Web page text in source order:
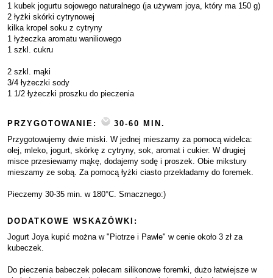
1 kubek jogurtu sojowego naturalnego (ja używam joya, który ma 150 g)
2 łyżki skórki cytrynowej
kilka kropel soku z cytryny
1 łyżeczka aromatu waniliowego
1 szkl. cukru
2 szkl. mąki
3/4 łyżeczki sody
1 1/2 łyżeczki proszku do pieczenia
PRZYGOTOWANIE:
30-60 MIN.
Przygotowujemy dwie miski. W jednej mieszamy za pomocą widelca:
olej, mleko, jogurt, skórkę z cytryny, sok, aromat i cukier. W drugiej
misce przesiewamy mąkę, dodajemy sodę i proszek. Obie mikstury
mieszamy ze sobą. Za pomocą łyżki ciasto przekładamy do foremek.
Pieczemy 30-35 min. w 180°C. Smacznego:)
DODATKOWE WSKAZÓWKI:
Jogurt Joya kupić można w "Piotrze i Pawle" w cenie około 3 zł za
kubeczek.
Do pieczenia babeczek polecam silikonowe foremki, dużo łatwiejsze w